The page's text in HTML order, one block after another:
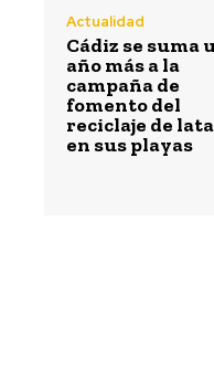
Actualidad
Cádiz se suma
año más a la
campaña de
fomento del
reciclaje de
en sus playas